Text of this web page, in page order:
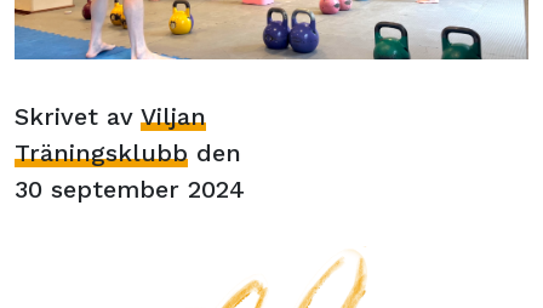
Skrivet av Viljan
Träningsklubb den
30 september 2024